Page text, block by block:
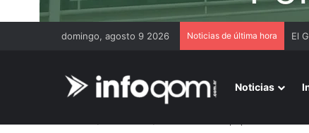
domingo, agosto 9 2026 Noticias de última hora El
Noticias